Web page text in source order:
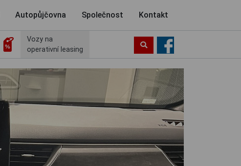
Autopůjčovna Společnost Kontakt
Vozy na
operativní leasing